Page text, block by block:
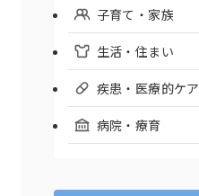
子育て・家族
生活・住まい
疾患・医療的ケア
病院・療育